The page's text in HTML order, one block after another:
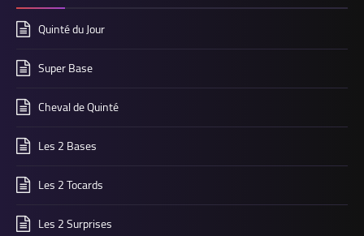
Quinté du Jour
Super Base
Cheval de Quinté
Les 2 Bases
Les 2 Tocards
Les 2 Surprises